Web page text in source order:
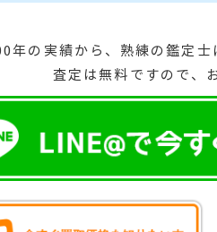
年の実績から、熟練の鑑定士
査定は無料ですので、